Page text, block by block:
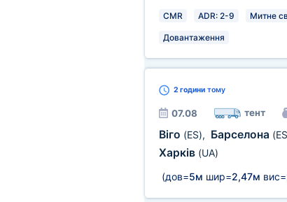
CMR ADR: 2-9 Митне
Довантаження
2 годинитому
07.08 тент
Віго (ES), Барселона
Харків (UA)
(дов=5м шир=2,47м вис=